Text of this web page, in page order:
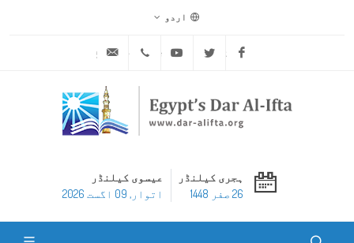
اردو
Facebook
Twitter
Youtube
ہجری کیلنڈر
26 صفر 1448
عیسوی کیلنڈر
اتوار, 09 اگست 2026